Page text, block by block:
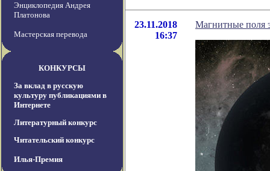
Энциклопедия Андрея
Платонова
Мастерская перевода
КОНКУРСЫ
За вклад в русскую
культуру публикациями в
Интернете
Литературный конкурс
Читательский конкурс
Илья-Премия
23.11.2018
16:37
Магнитные поля